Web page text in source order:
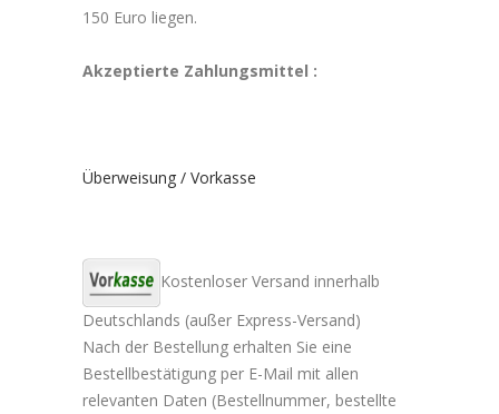
150 Euro liegen.
Akzeptierte Zahlungsmittel :
Überweisung / Vorkasse
Kostenloser Versand innerhalb
Deutschlands (außer Express-Versand)
Nach der Bestellung erhalten Sie eine
Bestellbestätigung per E-Mail mit allen
relevanten Daten (Bestellnummer, bestellte